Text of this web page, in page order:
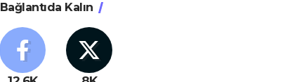
Bağlantıda Kalın